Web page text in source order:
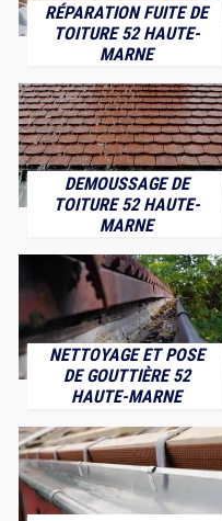
RÉPARATION FUITE DE
TOITURE 52 HAUTE-
MARNE
DEMOUSSAGE DE
TOITURE 52 HAUTE-
MARNE
NETTOYAGE ET POSE
DE GOUTTIÈRE 52
HAUTE-MARNE